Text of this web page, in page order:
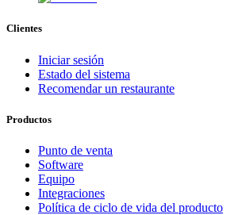
Clientes
Iniciar sesión
Estado del sistema
Recomendar un restaurante
Productos
Punto de venta
Software
Equipo
Integraciones
Política de ciclo de vida del producto